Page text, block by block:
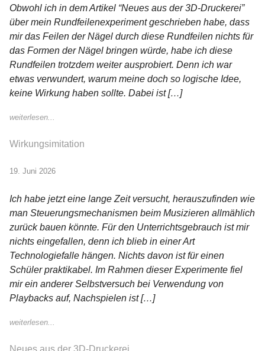
Obwohl ich in dem Artikel “Neues aus der 3D-Druckerei”
über mein Rundfeilenexperiment geschrieben habe, dass
mir das Feilen der Nägel durch diese Rundfeilen nichts für
das Formen der Nägel bringen würde, habe ich diese
Rundfeilen trotzdem weiter ausprobiert. Denn ich war
etwas verwundert, warum meine doch so logische Idee,
keine Wirkung haben sollte. Dabei ist […]
weiterlesen...
Wirkungsimitation
19. Juni 2026
Ich habe jetzt eine lange Zeit versucht, herauszufinden wie
man Steuerungsmechanismen beim Musizieren allmählich
zurück bauen könnte. Für den Unterrichtsgebrauch ist mir
nichts eingefallen, denn ich blieb in einer Art
Technologiefalle hängen. Nichts davon ist für einen
Schüler praktikabel. Im Rahmen dieser Experimente fiel
mir ein anderer Selbstversuch bei Verwendung von
Playbacks auf, Nachspielen ist […]
weiterlesen...
Neues aus der 3D-Druckerei